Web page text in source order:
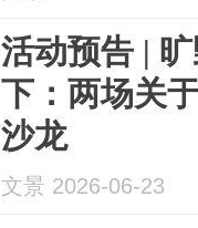
活动预告 |
下：两场关
沙龙
文景 2026-06-23